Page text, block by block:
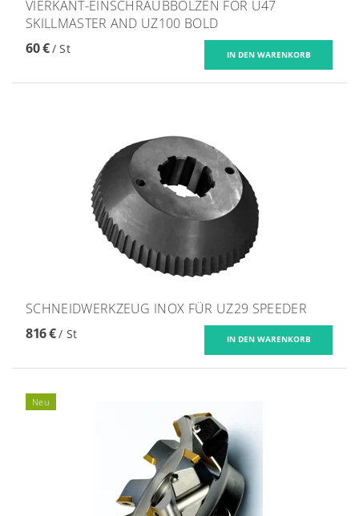
VIERKANT-EINSCHRAUBBOLZEN FOR U47
SKILLMASTER AND UZ100 BOLD
60 €/ St
SCHNEIDWERKZEUG INOX FÜR UZ29 SPEEDER
816 €/ St
Neu